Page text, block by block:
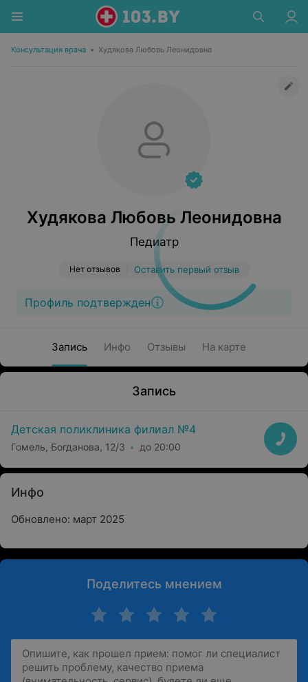
Консультация врача • Худякова Любовь Леонидовна
Худякова Любовь Леонидовна
Педиатр
Нет отзывов Оставить первый отзыв
Профиль подтвержден
Запись Инфо Отзывы На карте
Запись
Детская поликлиника филиал №4
Гомель, Богданова, 12/3 до 20:00
Инфо
Обновлено: март 2025
Поделитесь мнением